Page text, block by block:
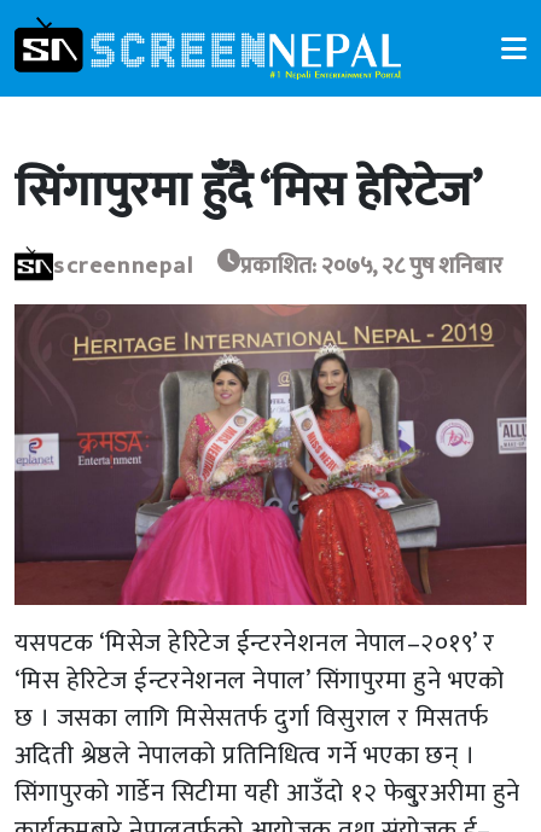
सिंगापुरमा हुँदै ‘मिस हेरिटेज’
screennepal प्रकाशित: २०७५, २८ पुष शनिबार
यसपटक ‘मिसेज हेरिटेज ईन्टरनेशनल नेपाल–२०१९’ र
‘मिस हेरिटेज ईन्टरनेशनल नेपाल’ सिंगापुरमा हुने भएको
छ । जसका लागि मिसेसतर्फ दुर्गा विसुराल र मिसतर्फ
अदिती श्रेष्ठले नेपालको प्रतिनिधित्व गर्ने भएका छन् ।
सिंगापुरको गार्डेन सिटीमा यही आउँदो १२ फेबु्रअरीमा हुने